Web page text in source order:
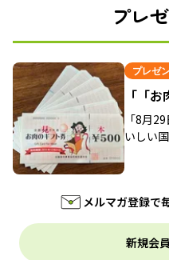
プレ
プレゼ
「「
「8月
いしい
メルマガ登録で
新規会